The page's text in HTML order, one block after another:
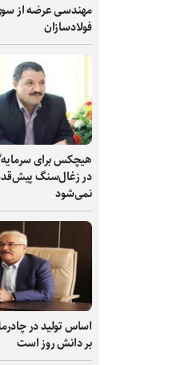
مهندسی عرضه از
فولادسازان
هیچکس برای
در زغال‌سنگ
نمی‌شود
اساس تولید در
بر دانش‌ روز است